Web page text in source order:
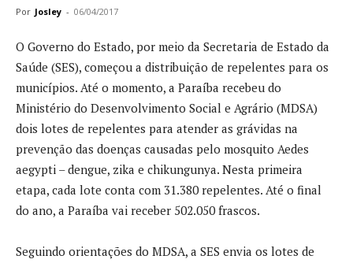
Por Josley - 06/04/2017
O Governo do Estado, por meio da Secretaria de Estado da
Saúde (SES), começou a distribuição de repelentes para os
municípios. Até o momento, a Paraíba recebeu do
Ministério do Desenvolvimento Social e Agrário (MDSA)
dois lotes de repelentes para atender as grávidas na
prevenção das doenças causadas pelo mosquito Aedes
aegypti – dengue, zika e chikungunya. Nesta primeira
etapa, cada lote conta com 31.380 repelentes. Até o final
do ano, a Paraíba vai receber 502.050 frascos.
Seguindo orientações do MDSA, a SES envia os lotes de